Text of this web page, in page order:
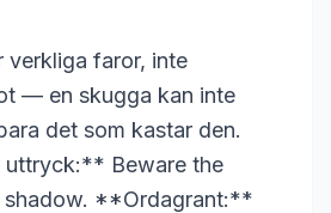
verkliga faror, inte
— en skugga kan inte
det som kastar den.
Beware the
shadow. **Ordagrant:**